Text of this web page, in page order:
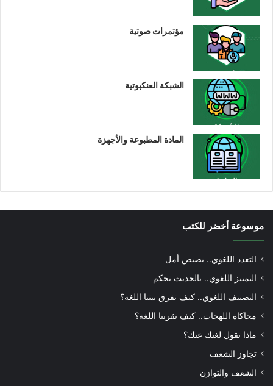
مؤتمرات صوتية
الشبكة العنكبوتية
المادة المطبوعة والأجهزة
موسوعة أخضر للكتب
التعدد اللغوي.. بصيص أمل
التمييز اللغوي.. بالحديث نحكم
التصنيف اللغوي.. كيف تفرق بيننا اللغة؟
محاكاة اللهجات.. كيف تقربنا اللغة؟
ماذا تقول لغتك عنك؟
تجاوز الشغف
الشغف والتوازن